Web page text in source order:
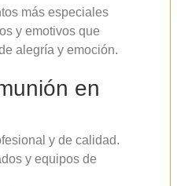
más especiales
y emotivos que
alegría y emoción.
en
y de calidad.
y equipos de